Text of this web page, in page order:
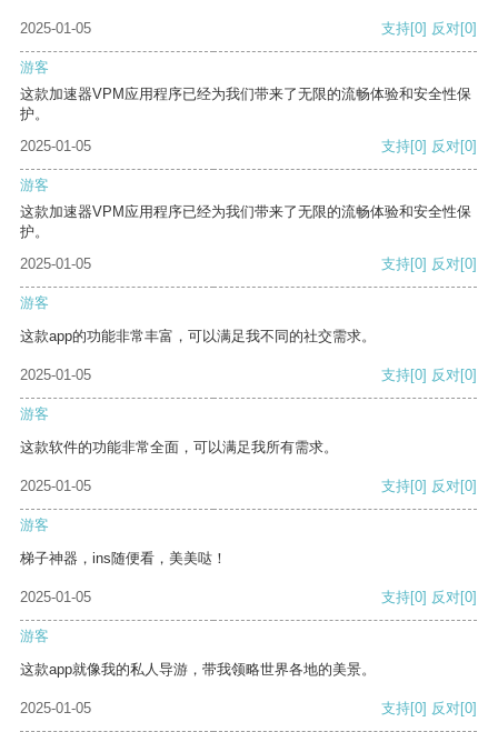
2025-01-05 支持[0] 反对[0]
游客
这款加速器VPM应用程序已经为我们带来了无限的流畅体验和安全性保
护。
2025-01-05
支持[0] 反对[0]
游客
这款加速器VPM应用程序已经为我们带来了无限的流畅体验和安全性保
护。
2025-01-05
支持[0] 反对[0]
游客
这款app的功能非常丰富，可以满足我不同的社交需求。
2025-01-05 支持[0] 反对[0]
游客
这款软件的功能非常全面，可以满足我所有需求。
2025-01-05 支持[0] 反对[0]
游客
梯子神器，ins随便看，美美哒！
2025-01-05 支持[0] 反对[0]
游客
这款app就像我的私人导游，带我领略世界各地的美景。
2025-01-05 支持[0] 反对[0]